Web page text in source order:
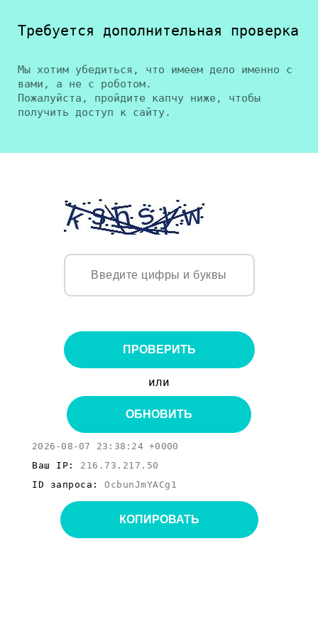
Требуется дополнительная проверка
Мы хотим убедиться, что имеем дело именно с
вами, а не с роботом.
Пожалуйста, пройдите капчу ниже, чтобы
получить доступ к сайту.
ПРОВЕРИТЬ
или
ОБНОВИТЬ
2026-08-07 23:38:24 +0000
Ваш IP: 216.73.217.50
ID запроса: OcbunJmYACg1
КОПИРОВАТЬ